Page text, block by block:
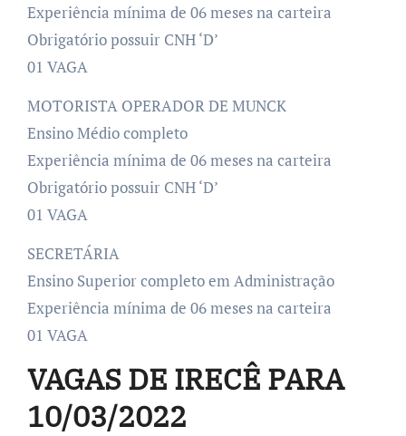
Experiência mínima de 06 meses na carteira
Obrigatório possuir CNH ‘D’
01 VAGA
MOTORISTA OPERADOR DE MUNCK
Ensino Médio completo
Experiência mínima de 06 meses na carteira
Obrigatório possuir CNH ‘D’
01 VAGA
SECRETÁRIA
Ensino Superior completo em Administração
Experiência mínima de 06 meses na carteira
01 VAGA
VAGAS DE IRECÊ PARA
10/03/2022